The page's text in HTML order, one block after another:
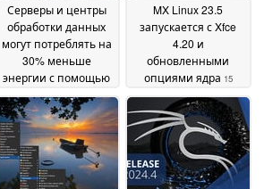
Серверы и центры
обработки данных
могут потреблять на
30% меньше
энергии с помощью
простого
обновления Linux28
January 2025
MX Linux 23.5
запускается с Xfce
4.20 и
обновленными
опциями ядра 15
January 2025